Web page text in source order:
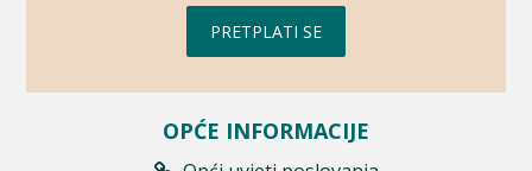
PRETPLATI SE
OPĆE INFORMACIJE